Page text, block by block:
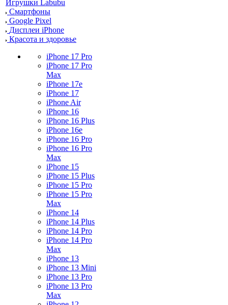
Игрушки Labubu
Смартфоны
Google Pixel
Дисплеи iPhone
Красота и здоровье
iPhone 17 Pro
iPhone 17 Pro
Max
iPhone 17e
iPhone 17
iPhone Air
iPhone 16
iPhone 16 Plus
iPhone 16e
iPhone 16 Pro
iPhone 16 Pro
Max
iPhone 15
iPhone 15 Plus
iPhone 15 Pro
iPhone 15 Pro
Max
iPhone 14
iPhone 14 Plus
iPhone 14 Pro
iPhone 14 Pro
Max
iPhone 13
iPhone 13 Mini
iPhone 13 Pro
iPhone 13 Pro
Max